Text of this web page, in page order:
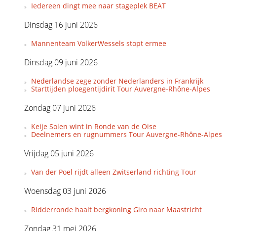
Iedereen dingt mee naar stageplek BEAT
Dinsdag 16 juni 2026
Mannenteam VolkerWessels stopt ermee
Dinsdag 09 juni 2026
Nederlandse zege zonder Nederlanders in Frankrijk
Starttijden ploegentijdirit Tour Auvergne-Rhône-Alpes
Zondag 07 juni 2026
Keije Solen wint in Ronde van de Oise
Deelnemers en rugnummers Tour Auvergne-Rhône-Alpes
Vrijdag 05 juni 2026
Van der Poel rijdt alleen Zwitserland richting Tour
Woensdag 03 juni 2026
Ridderronde haalt bergkoning Giro naar Maastricht
Zondag 31 mei 2026